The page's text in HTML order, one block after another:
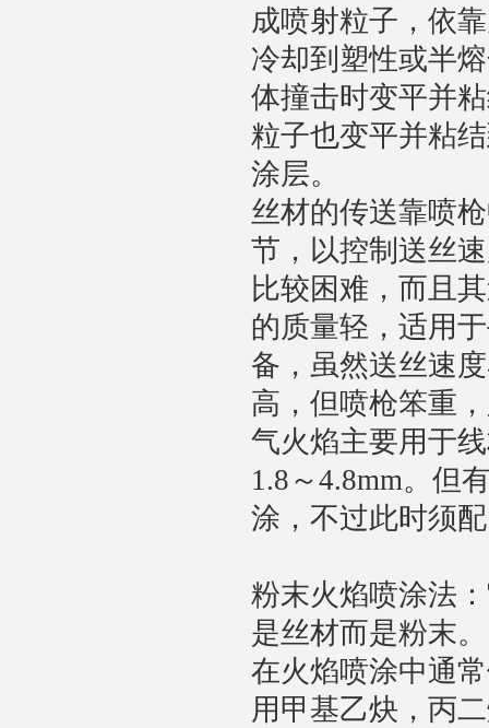
成喷射粒子，依
冷却到塑性或半
体撞击时变平并
粒子也变平并粘
涂层。
丝材的传送靠喷
节，以控制送丝
比较困难，而且
的质量轻，适用
备，虽然送丝速
高，但喷枪笨重
气火焰主要用于
1.8～4.8mm。但
涂，不过此时须
粉末火焰喷涂法
是丝材而是粉末。
在火焰喷涂中通
用甲基乙炔，丙